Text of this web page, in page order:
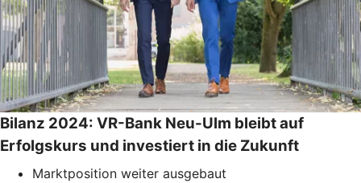
Bilanz 2024: VR-Bank Neu-Ulm bleibt auf
Erfolgskurs und investiert in die Zukunft
Marktposition weiter ausgebaut